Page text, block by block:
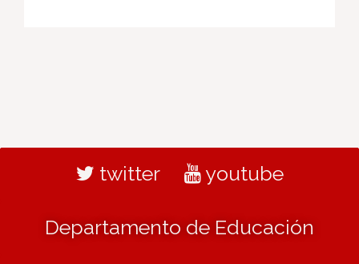
twitter youtube
Departamento de Educación